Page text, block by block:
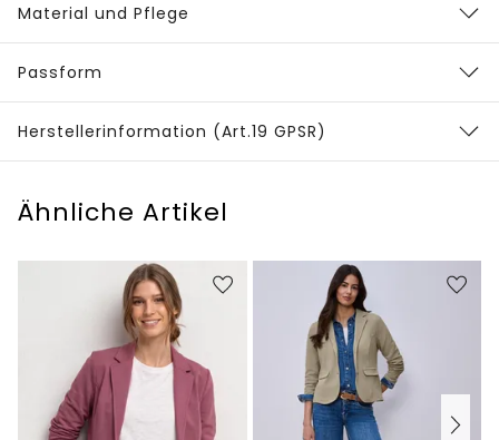
Material und Pflege
Passform
Herstellerinformation (Art.19 GPSR)
Ähnliche Artikel